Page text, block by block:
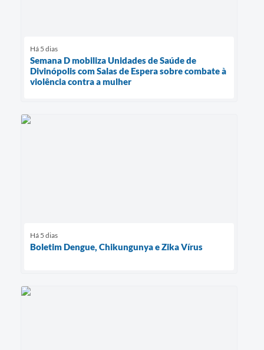
Há 5 dias
Semana D mobiliza Unidades de Saúde de
Divinópolis com Salas de Espera sobre combate à
violência contra a mulher
Há 5 dias
Boletim Dengue, Chikungunya e Zika Vírus